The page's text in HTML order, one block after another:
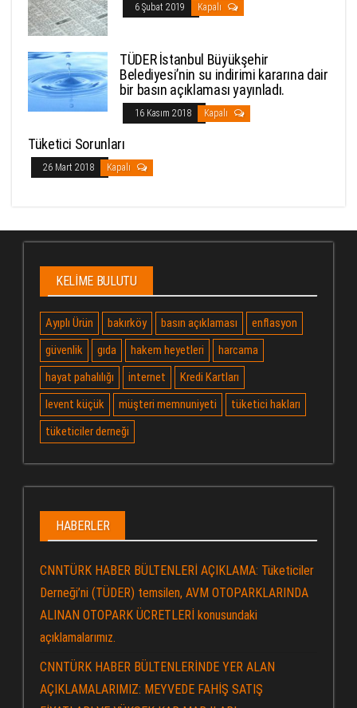
6 Şubat 2019 Kapalı
TÜDER İstanbul Büyükşehir
Belediyesi’nin su indirimi kararına dair
bir basın açıklaması yayınladı.
16 Kasım 2018 Kapalı
Tüketici Sorunları
26 Mart 2018 Kapalı
KELIME BULUTU
Ayıplı Ürün bakırköy basın açıklaması
enflasyon
güvenlik
gıda hakem heyetleri
harcama
hayat pahalılığı
internet
Kredi Kartları
levent küçük
müşteri memnuniyeti
tüketici hakları
tüketiciler derneği
HABERLER
CNNTÜRK HABER BÜLTENLERİ AÇIKLAMA: Tüketiciler
Derneği’ni (TÜDER) temsilen, AVM OTOPARKLARINDA
ALINAN OTOPARK ÜCRETLERİ konusundaki
açıklamalarımız.
CNNTÜRK HABER BÜLTENLERİNDE YER ALAN
AÇIKLAMALARIMIZ: MEYVEDE FAHİŞ SATIŞ